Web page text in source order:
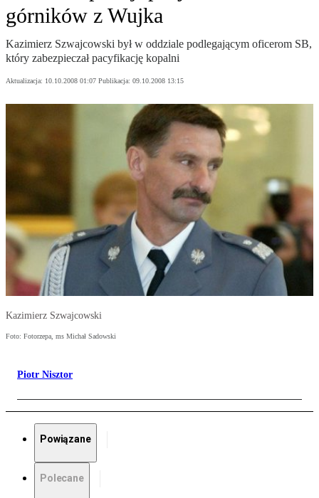
górników z Wujka
Kazimierz Szwajcowski był w oddziale podlegającym oficerom SB,
który zabezpieczał pacyfikację kopalni
Aktualizacja: 10.10.2008 01:07 Publikacja: 09.10.2008 13:15
Kazimierz Szwajcowski
Foto: Fotorzepa, ms Michał Sadowski
Piotr Nisztor
Powiązane
Polecane